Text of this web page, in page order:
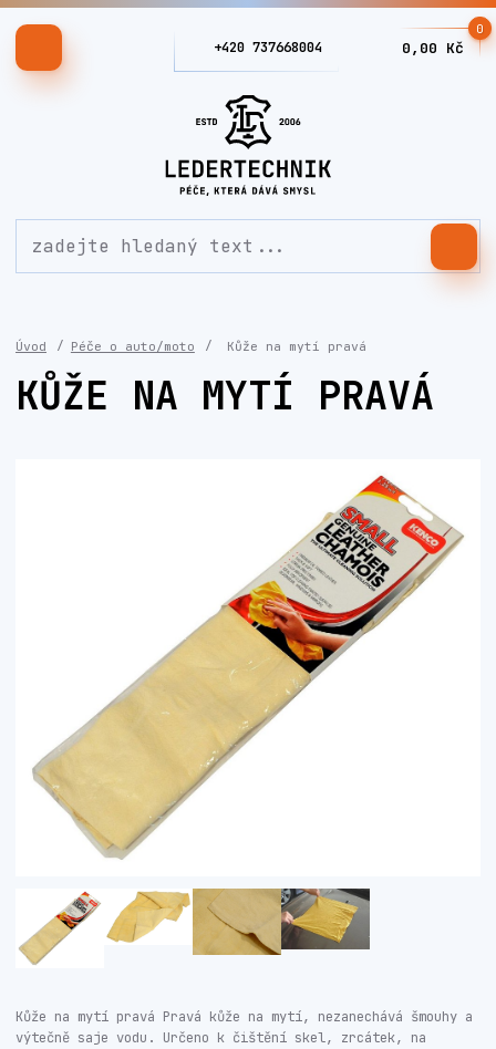
+420 737668004
0
0,00 Kč
Úvod Péče o auto/moto Kůže na mytí pravá
KŮŽE NA MYTÍ PRAVÁ
Kůže na mytí pravá Pravá kůže na mytí, nezanechává šmouhy a
výtečně saje vodu. Určeno k čištění skel, zrcátek, na